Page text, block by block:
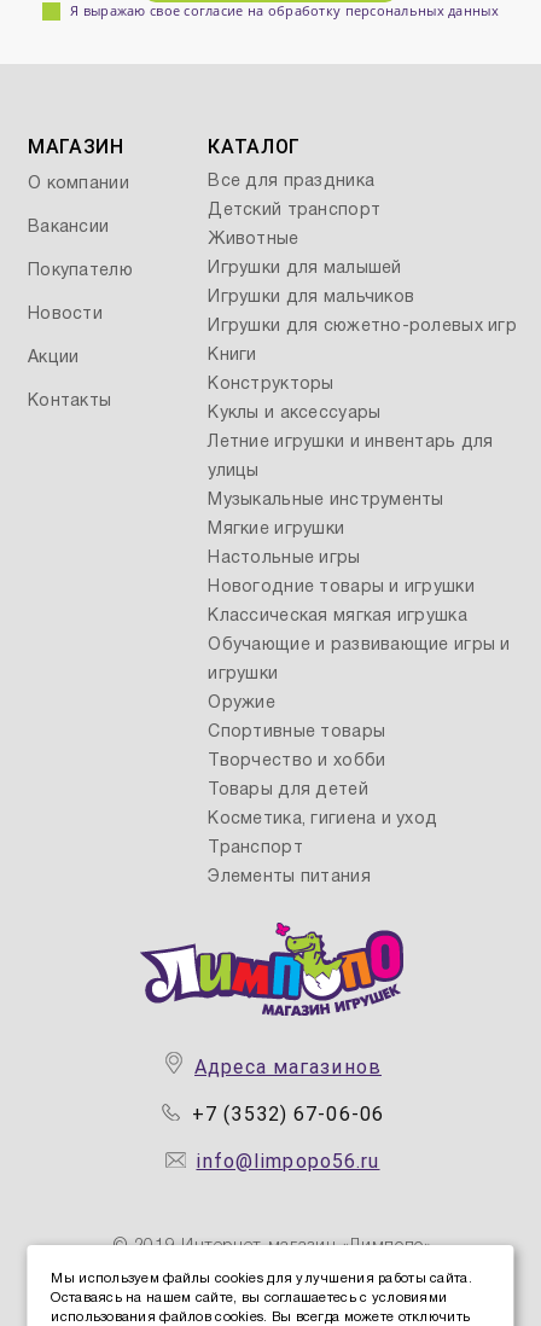
Я выражаю свое согласие на обработку персональных данных
Адреса магазинов
+7 (3532) 67-06-06
info@limpopo56.ru
© 2019 Интернет магазин «Лимпопо»
Политика конфиденциальности персональных данных
МАГАЗИН
О компании
Вакансии
Покупателю
Новости
Акции
Контакты
КАТАЛОГ
Все для праздника
Детский транспорт
Животные
Игрушки для малышей
Игрушки для мальчиков
Игрушки для сюжетно-ролевых игр
Книги
Конструкторы
Куклы и аксессуары
Летние игрушки и инвентарь для
улицы
Музыкальные инструменты
Мягкие игрушки
Настольные игры
Новогодние товары и игрушки
Классическая мягкая игрушка
Обучающие и развивающие игры и
игрушки
Оружие
Спортивные товары
Творчество и хобби
Товары для детей
Косметика, гигиена и уход
Транспорт
Элементы питания
Мы используем файлы cookies для улучшения работы сайта.
Оставаясь на нашем сайте, вы соглашаетесь с условиями
использования файлов cookies. Вы всегда можете отключить